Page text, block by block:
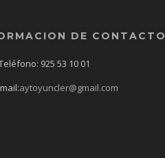
DE CONTACTO
925 53 10 01
aytoyuncler@gmail.com